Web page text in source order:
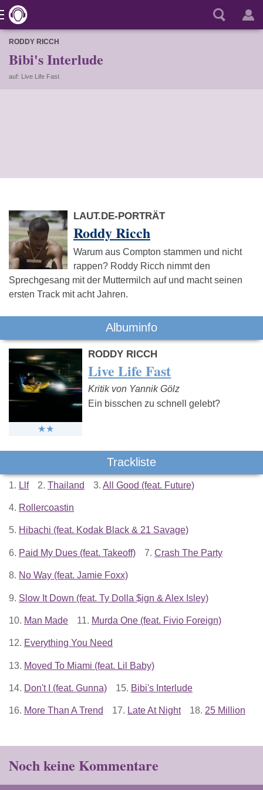
RODDY RICCH
Bibi's Interlude
auf: Live Life Fast
LAUT.DE-PORTRÄT
Roddy Ricch
Warum aus Compton stammen und nicht
rappen? Roddy Ricch nimmt den
Sprechgesang mit der Muttermilch auf und macht seinen
ersten Track mit acht Jahren.
Albuminfo
RODDY RICCH
Live Life Fast
Kritik von Yannik Gölz
Ein bisschen zu schnell gelebt?
Trackliste
1. Llf 2. Thailand 3. All Good (feat. Future)
4. Rollercoastin
5. Hibachi (feat. Kodak Black & 21 Savage)
6. Paid My Dues (feat. Takeoff) 7. Crash The Party
8. No Way (feat. Jamie Foxx)
9. Slow It Down (feat. Ty Dolla $ign & Alex Isley)
10. Man Made 11. Murda One (feat. Fivio Foreign)
12. Everything You Need
13. Moved To Miami (feat. Lil Baby)
14. Don't I (feat. Gunna) 15. Bibi's Interlude
16. More Than A Trend 17. Late At Night 18. 25 Million
Noch keine Kommentare